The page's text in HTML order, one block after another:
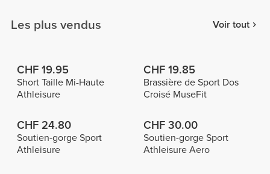
Les plus vendus Voir tout
CHF 19.95
Short Taille Mi-Haute
Athleisure
CHF 19.85
Brassière de Sport Dos
Croisé MuseFit
CHF 24.80
Soutien-gorge Sport
Athleisure
CHF 30.00
Soutien-gorge Sport
Athleisure Aero